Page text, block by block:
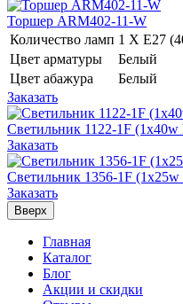
Торшер ARM402-11-W
Количество ламп 1 Х E27
Цвет арматуры
Белый
Цвет абажура
Белый
Заказать
Светильник 1122-1F (1x40w
Заказать
Светильник 1356-1F (1x25w
Заказать
Вверх
Главная
Каталог
Блог
Акции и скидки